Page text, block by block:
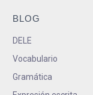
BLOG
DELE
Vocabulario
Gramática